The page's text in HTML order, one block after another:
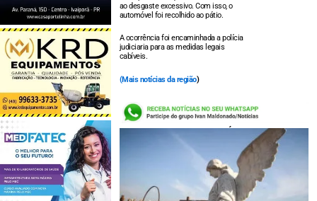
ao desgaste excessivo. Com isso, o
automóvel foi recolhido ao pátio.
A ocorrência foi encaminhada a polícia
judiciaria para as medidas legais
cabíveis.
(Mais notícias da região)